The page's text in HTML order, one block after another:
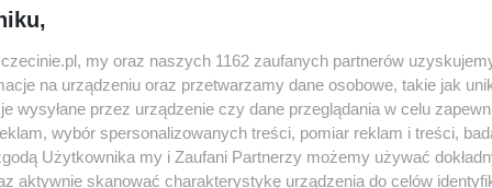
do odpowiedzialności deszcz za próbę ukrycia
internautka.
organizacji w Polsce zajmujących się tematami
Kilka tygodni temu głośno było o inicjatywie
uruchomieniu strony „Każdy musi gdzieś pracować”. To
my oraz naszych 1162 zaufanych partnerów
na urządzeniu oraz przetwarzamy dane osobowe, takie jak
wysyłane przez urządzenie czy dane przeglądania w celu
wybór spersonalizowanych treści, pomiar reklam i treści,
Użytkownika my i Zaufani Partnerzy możemy używać
aktywnie skanować charakterystykę urządzenia do celów